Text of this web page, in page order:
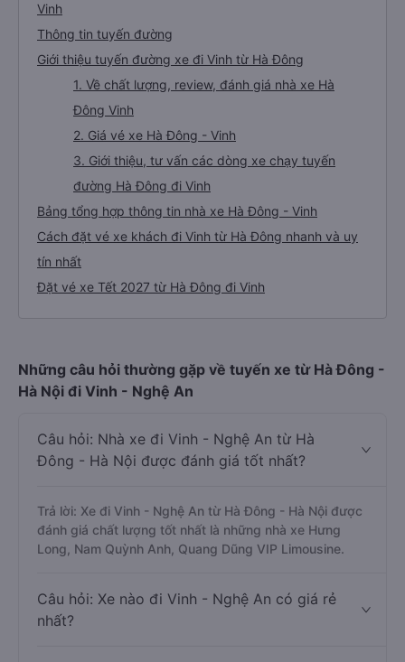
Vinh
Thông tin tuyến đường
Giới thiệu tuyến đường xe đi Vinh từ Hà Đông
1. Về chất lượng, review, đánh giá nhà xe Hà
Đông Vinh
2. Giá vé xe Hà Đông - Vinh
3. Giới thiệu, tư vấn các dòng xe chạy tuyến
đường Hà Đông đi Vinh
Bảng tổng hợp thông tin nhà xe Hà Đông - Vinh
Cách đặt vé xe khách đi Vinh từ Hà Đông nhanh và uy
tín nhất
Đặt vé xe Tết 2027 từ Hà Đông đi Vinh
Những câu hỏi thường gặp về tuyến xe từ Hà Đông -
Hà Nội đi Vinh - Nghệ An
Câu hỏi: Nhà xe đi Vinh - Nghệ An từ Hà
Đông - Hà Nội được đánh giá tốt nhất?
Trả lời: Xe đi Vinh - Nghệ An từ Hà Đông - Hà Nội được
đánh giá chất lượng tốt nhất là những nhà xe Hưng
Long, Nam Quỳnh Anh, Quang Dũng VIP Limousine.
Câu hỏi: Xe nào đi Vinh - Nghệ An có giá rẻ
nhất?